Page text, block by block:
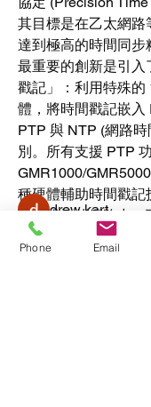
其目標是在乙太網路
達到極高的時間同
最重要的創新是引入
戳記」：利用特殊的
體，將時間戳記嵌入
PTP 與 NTP (網路
別。所有支援 PTP
GMR1000/
種硬體輔助時間戳記
基礎設施的網路中，
µs) 等級的精準度。
關於
SMPTE 2110 是一
程師學會（SMPTE
為「專業媒體 IP 傳
閱讀更多
會員
drew kart
Duke Evan
Phone Email